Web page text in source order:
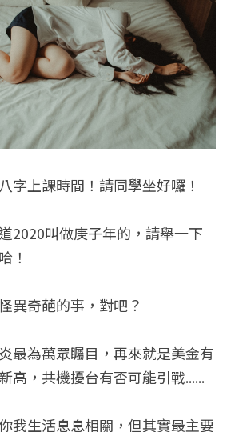
字上課時間！請同學坐好囉！
2020叫做庚子年的，請舉一下
！
異奇葩的事，對吧？
最為萬眾矚目，再來就是美金有
高，共機擾台有否可能引戰......
我生活息息相關，但其實最主要